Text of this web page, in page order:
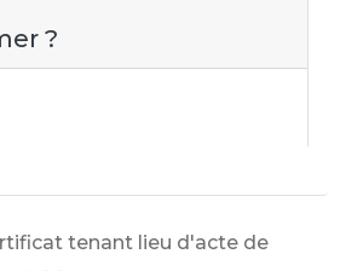
?
tenant lieu d'acte de